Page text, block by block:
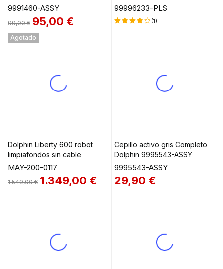
9991460-ASSY
99,00€ 95,00 €
99996233-PLS
(1)
Agotado
Dolphin Liberty 600 robot
limpiafondos sin cable
MAY-200-0117
1.549,00€ 1.349,00 €
Cepillo activo gris Completo
Dolphin 9995543-ASSY
9995543-ASSY
29,90 €